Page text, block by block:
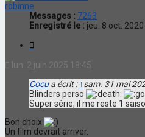
robinne
Messages : 7263
Enregistré le : jeu. 8 oct.
lun. 2 juin 2025 18:45
Cocua écrit : ↑sam. 31 mai
Blinders perso
Super série, il me reste 1
Bon choix
Un film devrait arriver.